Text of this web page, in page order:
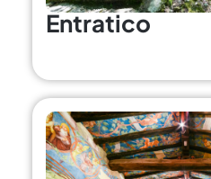
Entratico